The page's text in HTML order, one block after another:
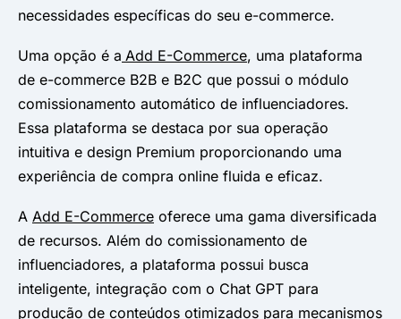
necessidades específicas do seu e-commerce.
Uma opção é a Add E-Commerce, uma plataforma
de e-commerce B2B e B2C que possui o módulo
comissionamento automático de influenciadores.
Essa plataforma se destaca por sua operação
intuitiva e design Premium proporcionando uma
experiência de compra online fluida e eficaz.
A Add E-Commerce oferece uma gama diversificada
de recursos. Além do comissionamento de
influenciadores, a plataforma possui busca
inteligente, integração com o Chat GPT para
produção de conteúdos otimizados para mecanismos